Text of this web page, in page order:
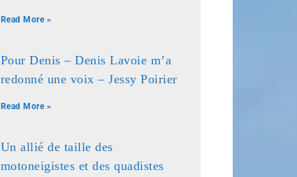
Read More »
Pour Denis – Denis Lavoie m’a
redonné une voix – Jessy Poirier
Read More »
Un allié de taille des
motoneigistes et des quadistes